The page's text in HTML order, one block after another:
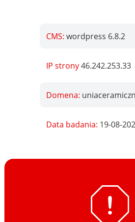
CMS:wordpress 6.8.2
IP strony46.242.253.33
Domena:
Data badania: 19-08-